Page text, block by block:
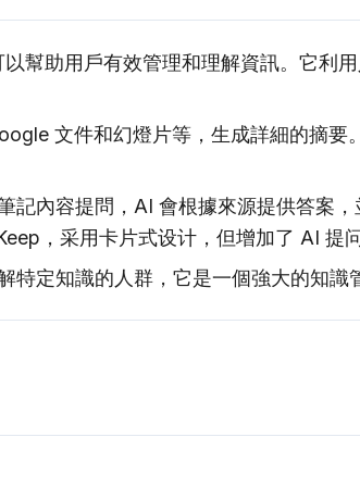
幫助用戶有效管理和理解資訊。它利
文件和幻燈片等，生成詳細的摘
內容提問，AI 會根據來源提供答案
，采用卡片式设计，但增加了 AI 提
定知識的人群，它是一個強大的知